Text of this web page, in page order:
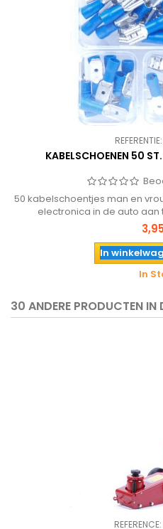
REFERENTIE:
KABELSCHOENEN 50
50 kabelschoentjes man en
electronica in de auto aan
In
In
30 ANDERE PRODUCTEN IN
REFERENCE: